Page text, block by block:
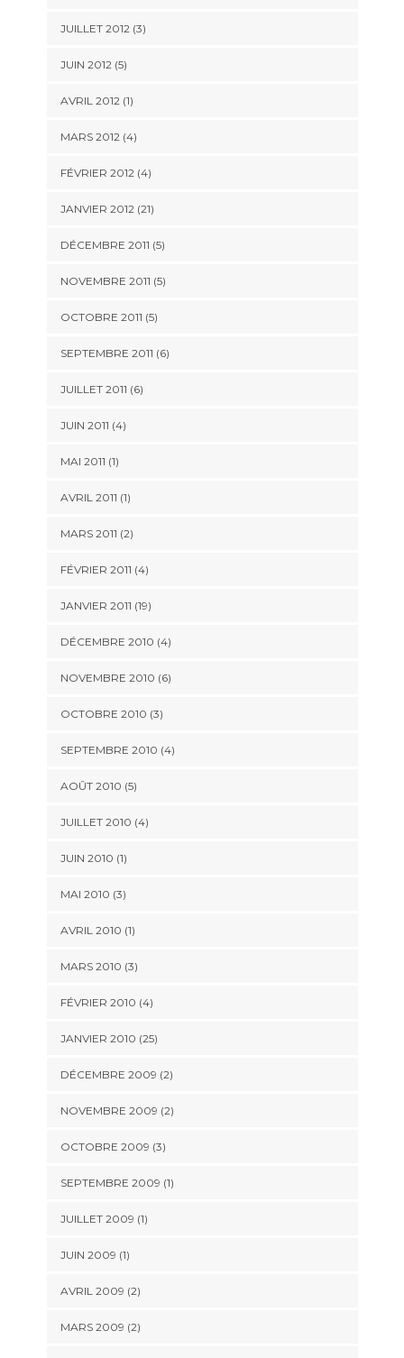
JUILLET 2012 (3)
JUIN 2012 (5)
AVRIL 2012 (1)
MARS 2012 (4)
FÉVRIER 2012 (4)
JANVIER 2012 (21)
DÉCEMBRE 2011 (5)
NOVEMBRE 2011 (5)
OCTOBRE 2011 (5)
SEPTEMBRE 2011 (6)
JUILLET 2011 (6)
JUIN 2011 (4)
MAI 2011 (1)
AVRIL 2011 (1)
MARS 2011 (2)
FÉVRIER 2011 (4)
JANVIER 2011 (19)
DÉCEMBRE 2010 (4)
NOVEMBRE 2010 (6)
OCTOBRE 2010 (3)
SEPTEMBRE 2010 (4)
AOÛT 2010 (5)
JUILLET 2010 (4)
JUIN 2010 (1)
MAI 2010 (3)
AVRIL 2010 (1)
MARS 2010 (3)
FÉVRIER 2010 (4)
JANVIER 2010 (25)
DÉCEMBRE 2009 (2)
NOVEMBRE 2009 (2)
OCTOBRE 2009 (3)
SEPTEMBRE 2009 (1)
JUILLET 2009 (1)
JUIN 2009 (1)
AVRIL 2009 (2)
MARS 2009 (2)